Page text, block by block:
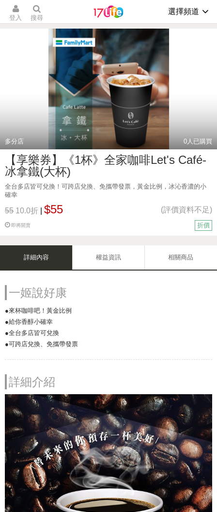
登入 搜尋
選擇頻道
多分店 0人已購買
【享樂券】《1杯》全家咖啡Let's Café-
冰拿鐵(大杯)
全台多店皆可兌換！可跨店兌換、免攜帶發票，黃金比例，冰沁香濃的小
確幸
55 10.0折 $55 (評價資料不足)
即將開賣 折價
詳細內容 權益資訊 相關商品
一姬說好康
●來杯咖啡吧！黃金比例
●給你香醇小確幸
●全台多店皆可兌換
●可跨店兌換、免攜帶發票
詳細介紹